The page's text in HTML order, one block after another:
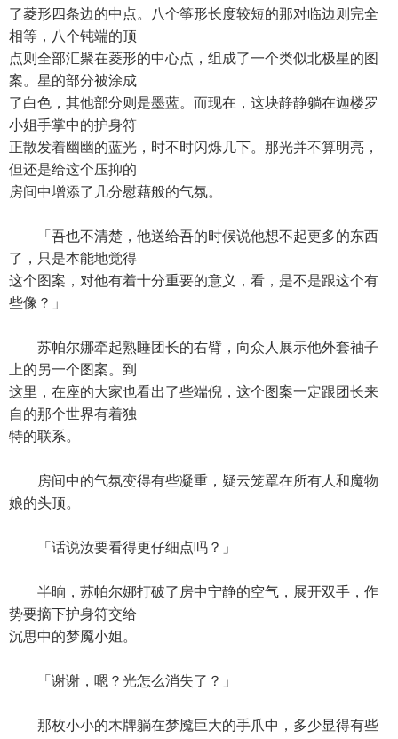
了菱形四条边的中点。八个筝形长度较短的那对临边则完全
相等，八个钝端的顶
点则全部汇聚在菱形的中心点，组成了一个类似北极星的图
案。星的部分被涂成
了白色，其他部分则是墨蓝。而现在，这块静静躺在迦楼罗
小姐手掌中的护身符
正散发着幽幽的蓝光，时不时闪烁几下。那光并不算明亮，
但还是给这个压抑的
房间中增添了几分慰藉般的气氛。
「吾也不清楚，他送给吾的时候说他想不起更多的东西
了，只是本能地觉得
这个图案，对他有着十分重要的意义，看，是不是跟这个有
些像？」
苏帕尔娜牵起熟睡团长的右臂，向众人展示他外套袖子
上的另一个图案。到
这里，在座的大家也看出了些端倪，这个图案一定跟团长来
自的那个世界有着独
特的联系。
房间中的气氛变得有些凝重，疑云笼罩在所有人和魔物
娘的头顶。
「话说汝要看得更仔细点吗？」
半晌，苏帕尔娜打破了房中宁静的空气，展开双手，作
势要摘下护身符交给
沉思中的梦魇小姐。
「谢谢，嗯？光怎么消失了？」
那枚小小的木牌躺在梦魇巨大的手爪中，多少显得有些